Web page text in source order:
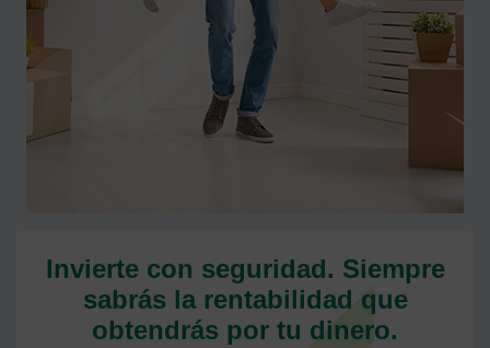
Invierte con seguridad. Siempre
sabrás la rentabilidad que
obtendrás por tu dinero.